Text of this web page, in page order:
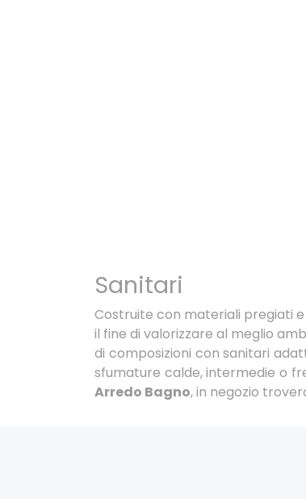
Sanitari
Costruite con materiali pregiati
il fine di valorizzare al meglio
di composizioni con sanitari
sfumature calde, intermedie o
Arredo Bagno, in negozio